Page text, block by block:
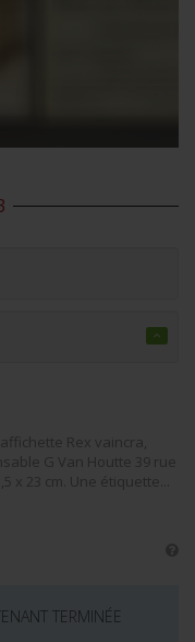
Rex vaincra,
G Van Houtte 39 rue
23 cm. Une étiquette...
TERMINÉE